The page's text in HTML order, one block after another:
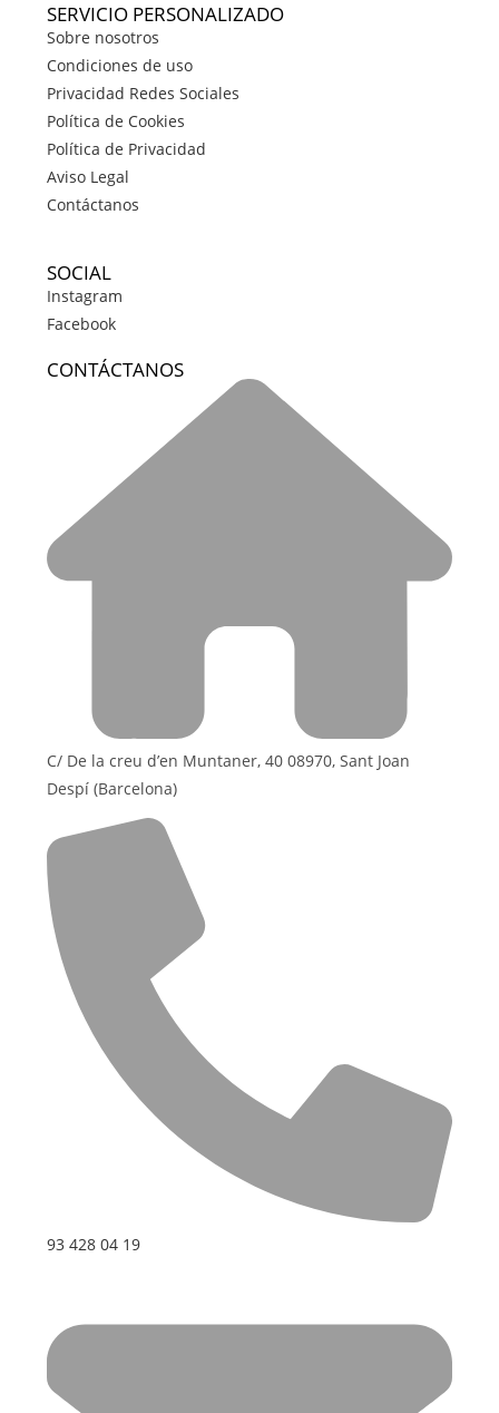
SERVICIO PERSONALIZADO
Sobre nosotros
Condiciones de uso
Privacidad Redes Sociales
Política de Cookies
Política de Privacidad
Aviso Legal
Contáctanos
SOCIAL
Instagram
Facebook
CONTÁCTANOS
C/ De la creu d’en Muntaner, 40 08970, Sant Joan
Despí (Barcelona)
93 428 04 19